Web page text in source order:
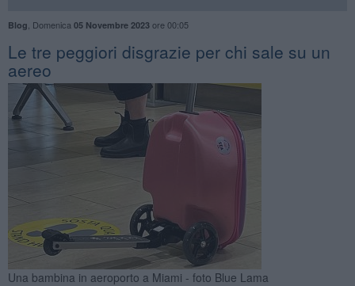
Blog Domenica 05 Novembre 2023ore 00:05
Le tre peggiori disgrazie per chi sale su un
aereo
Una bambina in aeroporto a Miami - foto Blue Lama